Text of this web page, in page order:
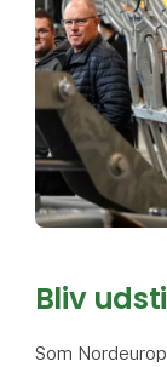
Bliv
Som